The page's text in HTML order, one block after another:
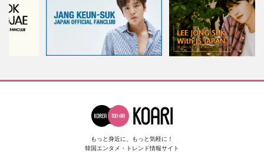
もっと身近に、もっと気軽に！
韓国エンタメ・トレンド情報サイト